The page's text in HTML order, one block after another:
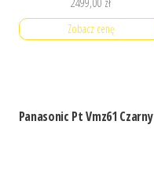
Zobacz cenę
Panasonic Pt Vmz61 Czarny